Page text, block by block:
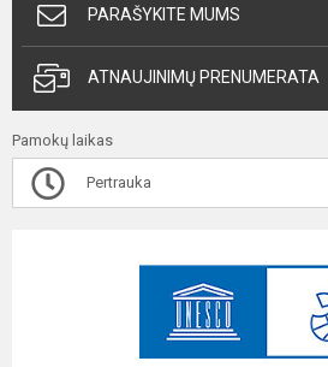
PARAŠYKITE MUMS
ATNAUJINIMŲ PRENUMERATA
Pamokų laikas
Pertrauka